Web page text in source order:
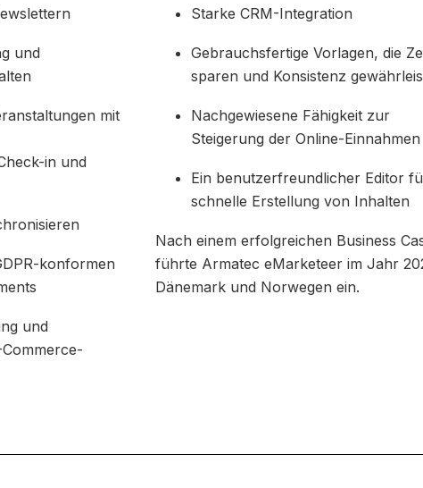
und
mit
in und
konformen
und
Starke CRM-Integration
Gebrauchsfertige Vorlagen, die
sparen und Konsistenz
Nachgewiesene Fähigkeit zur
Steigerung der Online-Einnahmen
Ein benutzerfreundlicher Editor
schnelle Erstellung von Inhalten
Nach einem erfolgreichen Business
führte Armatec eMarketeer im Jahr
Dänemark und Norwegen ein.